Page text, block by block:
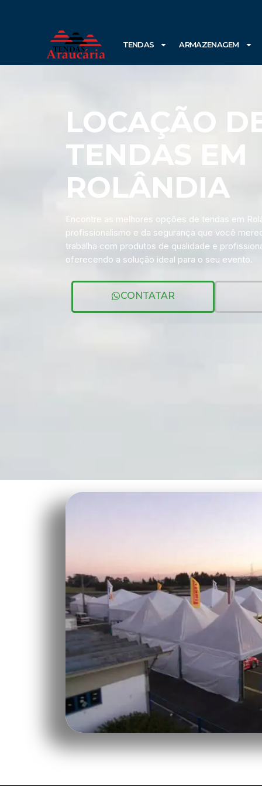
TENDAS ARMAZENAGEM
LOCAÇÃO
TENDAS EM
ROLÂNDIA
Encontre as melhores opções de tendas em
profissionalismo e da segurança que você
trabalha com produtos de qualidade e
oferecendo a solução ideal para o seu evento.
CONTATAR